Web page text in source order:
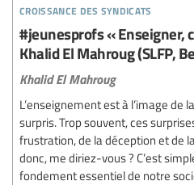
croissance des syndicats
#jeunesprofs « Enseigner,
Khalid El Mahroug (SLFP,
Khalid El Mahroug
L’enseignement est à l’image de
surpris. Trop souvent, ces
frustration, de la déception et de
donc, me diriez-vous ? C’est
fondement essentiel de notre